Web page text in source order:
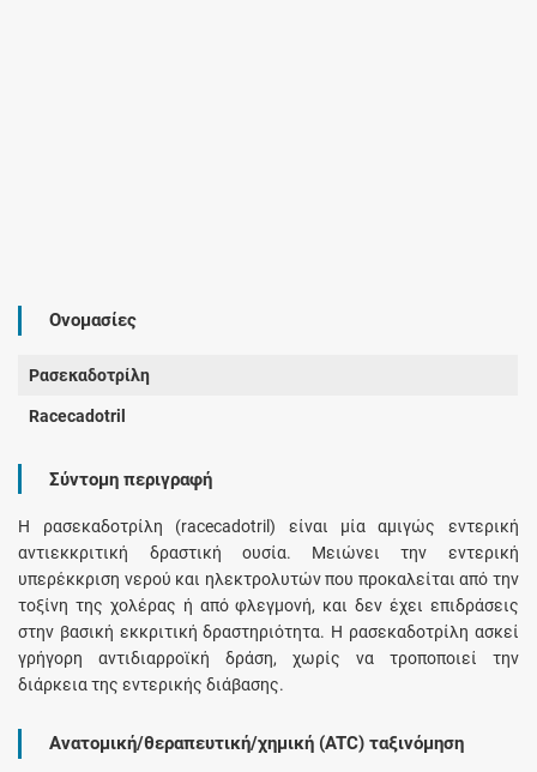
Ονομασίες
Ρασεκαδοτρίλη
Racecadotril
Σύντομη περιγραφή
Η ρασεκαδοτρίλη (racecadotril) είναι μία αμιγώς εντερική
αντιεκκριτική δραστική ουσία. Μειώνει την εντερική
υπερέκκριση νερού και ηλεκτρολυτών που προκαλείται από την
τοξίνη της χολέρας ή από φλεγμονή, και δεν έχει επιδράσεις
στην βασική εκκριτική δραστηριότητα. Η ρασεκαδοτρίλη ασκεί
γρήγορη αντιδιαρροϊκή δράση, χωρίς να τροποποιεί την
διάρκεια της εντερικής διάβασης.
Ανατομική/θεραπευτική/χημική (ATC) ταξινόμηση